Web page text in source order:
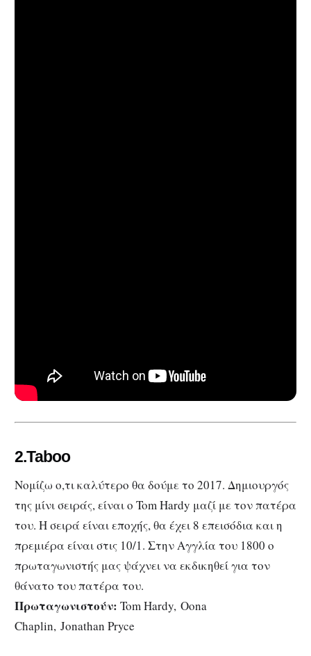
2.Taboo
Νομίζω ο,τι καλύτερο θα δούμε το 2017. Δημιουργός
της μίνι σειράς, είναι ο Tom Hardy μαζί με τον πατέρα
του. Η σειρά είναι εποχής, θα έχει 8 επεισόδια και η
πρεμιέρα είναι στις 10/1. Στην Αγγλία του 1800 ο
πρωταγωνιστής μας ψάχνει να εκδικηθεί για τον
θάνατο του πατέρα του.
Πρωταγωνιστούν: Tom Hardy, Oona
Chaplin, Jonathan Pryce